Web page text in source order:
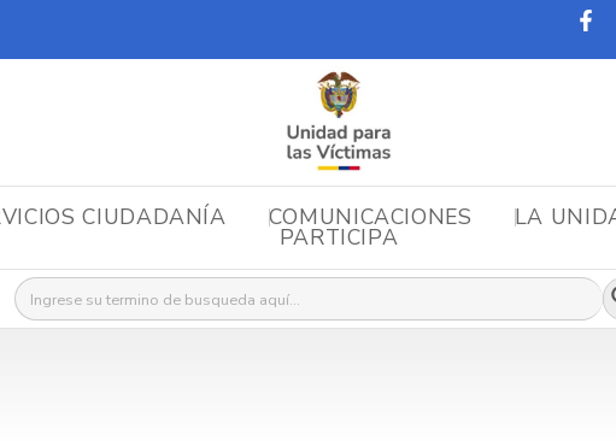
CIUDADANÍA COMUNICACIONES LA
PARTICIPA
Buscar: